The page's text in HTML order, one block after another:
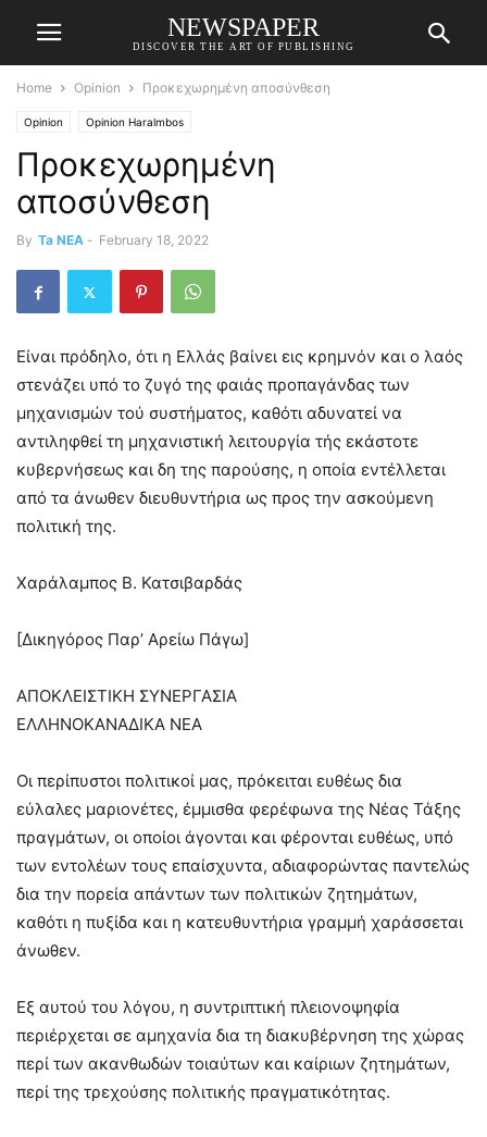
NEWSPAPER
DISCOVER THE ART OF PUBLISHING
Home Opinion Προκεχωρημένη αποσύνθεση
Opinion Opinion Haralmbos
Προκεχωρημένη
αποσύνθεση
By Ta NEA - February 18, 2022
Είναι πρόδηλο, ότι η Ελλάς βαίνει εις κρημνόν και ο λαός
στενάζει υπό το ζυγό της φαιάς προπαγάνδας των
μηχανισμών τού συστήματος, καθότι αδυνατεί να
αντιληφθεί τη μηχανιστική λειτουργία τής εκάστοτε
κυβερνήσεως και δη της παρούσης, η οποία εντέλλεται
από τα άνωθεν διευθυντήρια ως προς την ασκούμενη
πολιτική της.
Χαράλαμπος Β. Κατσιβαρδάς
[Δικηγόρος Παρ’ Αρείω Πάγω]
ΑΠΟΚΛΕΙΣΤΙΚΗ ΣΥΝΕΡΓΑΣΙΑ
ΕΛΛΗΝΟΚΑΝΑΔΙΚΑ ΝΕΑ
Οι περίπυστοι πολιτικοί μας, πρόκειται ευθέως δια
εύλαλες μαριονέτες, έμμισθα φερέφωνα της Νέας Τάξης
πραγμάτων, οι οποίοι άγονται και φέρονται ευθέως, υπό
των εντολέων τους επαίσχυντα, αδιαφορώντας παντελώς
δια την πορεία απάντων των πολιτικών ζητημάτων,
καθότι η πυξίδα και η κατευθυντήρια γραμμή χαράσσεται
άνωθεν.
Εξ αυτού του λόγου, η συντριπτική πλειονοψηφία
περιέρχεται σε αμηχανία δια τη διακυβέρνηση της χώρας
περί των ακανθωδών τοιαύτων και καίριων ζητημάτων,
περί της τρεχούσης πολιτικής πραγματικότητας.